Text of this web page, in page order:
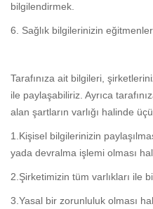
bilgilendirmek.
6. Sağlık bilgilerinizin
Tarafınıza ait bilgileri,
ile paylaşabiliriz. Ayrıca
alan şartların varlığı halinde
1.Kişisel bilgilerinizin
yada devralma işlemi olması
2.Şirketimizin tüm varlıkları ile
3.Yasal bir zorunluluk olması